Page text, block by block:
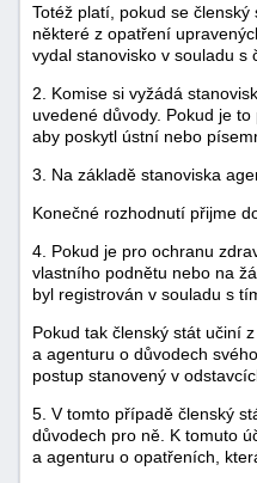
Totéž platí, pokud se
některé z opatření
vydal stanovisko v souladu s
2. Komise si vyžádá
uvedené důvody. Pokud je
aby poskytl ústní nebo
3. Na základě stanoviska
Konečné rozhodnutí přijme
4. Pokud je pro ochranu
vlastního podnětu nebo na
byl registrován v souladu s
Pokud tak členský stát učiní
a agenturu o důvodech
postup stanovený v
5. V tomto případě členský
důvodech pro ně. K tomuto
a agenturu o opatřeních,